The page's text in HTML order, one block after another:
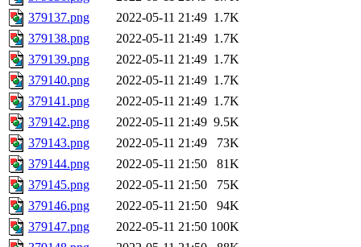
379137.png
2022-05-11 21:49 1.7K
379138.png
2022-05-11 21:49 1.7K
379139.png
2022-05-11 21:49 1.7K
379140.png
2022-05-11 21:49 1.7K
379141.png
2022-05-11 21:49 1.7K
379142.png
2022-05-11 21:49 9.5K
379143.png
2022-05-11 21:49
73K
379144.png
2022-05-11 21:50
81K
379145.png
2022-05-11 21:50
75K
379146.png
2022-05-11 21:50
94K
379147.png
2022-05-11 21:50 100K